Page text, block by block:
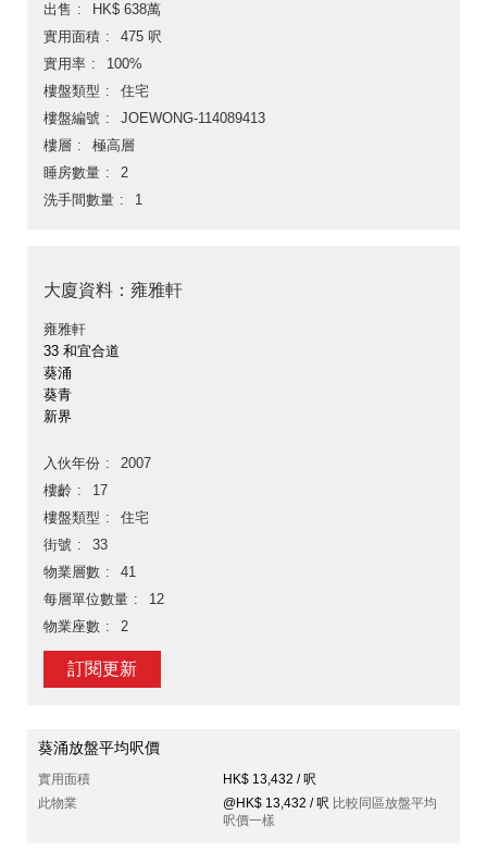
出售
HK$ 638萬
實用面積
475 呎
實用率
100%
樓盤類型
住宅
樓盤編號
JOEWONG-114089413
樓層
極高層
睡房數量
2
洗手間數量
1
大廈資料：雍雅軒
雍雅軒
33 和宜合道
葵涌
葵青
新界
入伙年份
2007
樓齡
17
樓盤類型
住宅
街號
33
物業層數
41
每層單位數量
12
物業座數
2
訂閱更新
葵涌放盤平均呎價
實用面積
HK$ 13,432 / 呎
此物業
@HK$ 13,432 / 呎 比較同區放盤平均
呎價一樣